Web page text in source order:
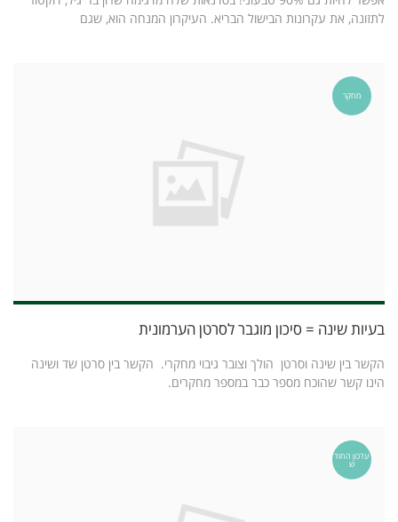
לתזונה, את עקרונות הבישול הבריא. העיקרון המנחה הוא, שגם
מחקר
בעיות שינה = סיכון מוגבר לסרטן הערמונית
הקשר בין שינה וסרטן הולך וצובר גיבוי מחקרי. הקשר בין סרטן שד ושינה
הינו קשר שהוכח מספר כבר במספר מחקרים.
עדכון החוד
ש